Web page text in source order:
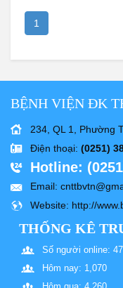
1
BỆNH VIỆN ĐK
234, QL 1, Phường
Điện thoại: (0251)
Hotline:
Email:
Website: http://
THỐNG KÊ
Số người online:
Hôm nay: 1,070